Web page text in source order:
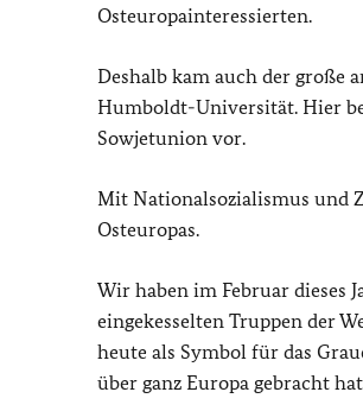
Osteuropainteressierten.
Deshalb kam auch der große
Humboldt-Universität. Hier
Sowjetunion vor.
Mit Nationalsozialismus und
Osteuropas.
Wir haben im Februar dieses
eingekesselten Truppen der
heute als Symbol für das
über ganz Europa gebracht